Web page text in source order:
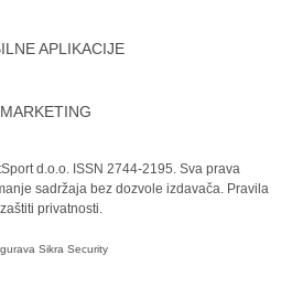
APLIKACIJE
MARKETING
d.o.o. ISSN 2744-2195. Sva prava
sadržaja bez dozvole izdavača. Pravila
privatnosti.
Sikra Security